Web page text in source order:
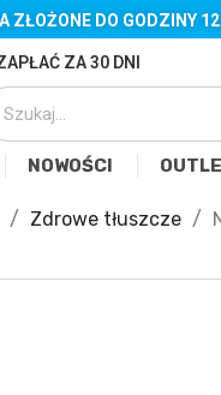
ZŁOŻONE DO GODZINY
ZA 30 DNI
NOWOŚCI
Zdrowe tłuszcze